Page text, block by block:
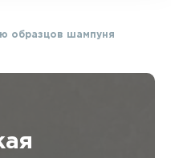
образцов шампуня